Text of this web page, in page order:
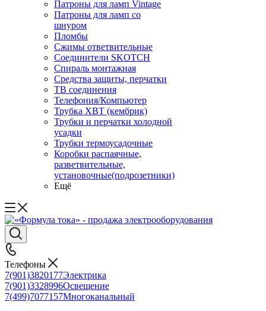
Патроны для ламп Vintage
Патроны для ламп со
шнуром
Пломбы
Сжимы ответвительные
Соединители SKOTCH
Спираль монтажная
Средства защиты, перчатки
ТВ соединения
Телефония/Компьютер
Трубка ХВТ (кембрик)
Трубки и перчатки холодной
усадки
Трубки термоусадочные
Коробки распаячные,
разветвительные,
установочные(подрозетники)
Ещё
Телефоны
7(901)3820177Электрика
7(901)3328996Освещение
7(499)7077157Многоканальный